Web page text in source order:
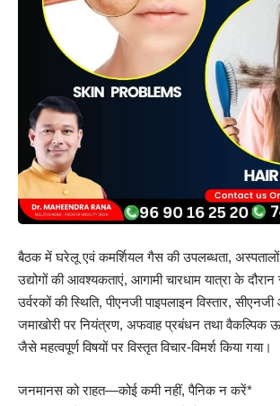
बैठक में घरेलू एवं कमर्शियल गैस की उपलब्धता,
उद्योगों की आवश्यकताएं, आगामी चारधाम यात्रा के दौरान
उर्वरकों की स्थिति, पीएनजी पाइपलाइन विस्तार, सीएनजी
जमाखोरी पर नियंत्रण, अफवाह प्रबंधन तथा वैकल्पिक
जैसे महत्वपूर्ण विषयों पर विस्तृत विचार-विमर्श किया गया।
जनमानस को राहत—कोई कमी नहीं, पैनिक न करें*